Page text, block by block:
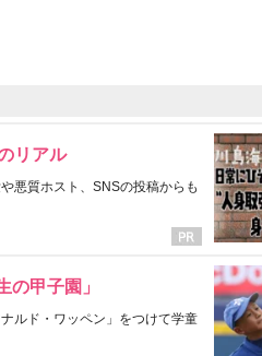
リアル
悪質ホスト、SNSの投稿からも
甲子園」
ルド・ワッペン」をつけて学童